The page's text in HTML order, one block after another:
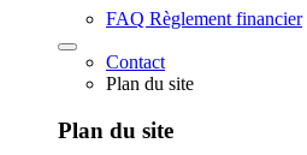
FAQ Règlement financier
Contact
Plan du site
Plan du site